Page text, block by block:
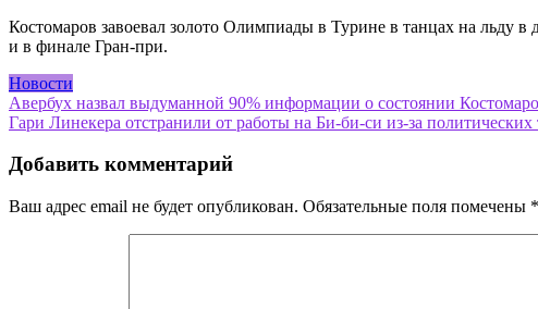
Костомаров завоевал золото Олимпиады в Турине в танцах на льду
и в финале Гран-при.
Новости
Навигация
по
записям
Авербух назвал выдуманной 90% информации о состоянии
Гари Линекера отстранили от работы на Би-би-си из-за
Добавить комментарий
Ваш адрес email не будет опубликован. Обязательные поля помечены *